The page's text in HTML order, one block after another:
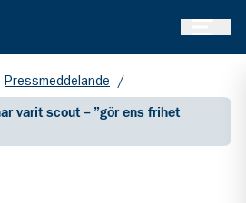
Pressmeddelande /
varit scout – ”gör ens frihet